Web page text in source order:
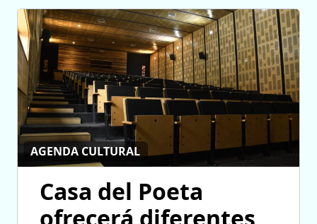
AGENDA CULTURAL
Casa del Poeta
ofrecerá diferentes